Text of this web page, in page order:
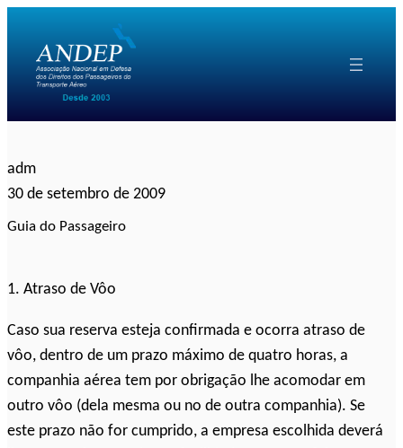
conteúdo
adm
30 de setembro de 2009
Guia do Passageiro
1. Atraso de Vôo
Caso sua reserva esteja confirmada e ocorra atraso de
vôo, dentro de um prazo máximo de quatro horas, a
companhia aérea tem por obrigação lhe acomodar em
outro vôo (dela mesma ou no de outra companhia). Se
este prazo não for cumprido, a empresa escolhida deverá